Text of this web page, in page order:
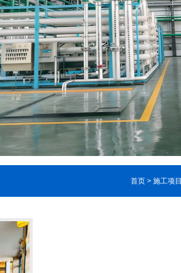
首页 > 施工项目